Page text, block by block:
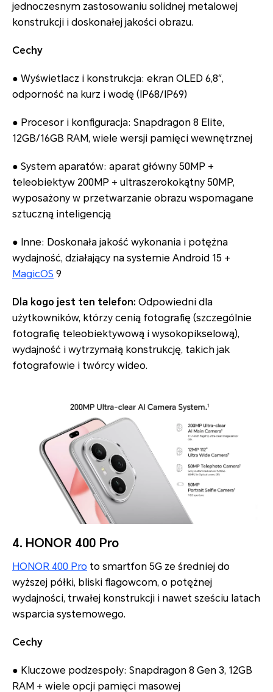
jednoczesnym zastosowaniu solidnej metalowej
konstrukcji i doskonałej jakości obrazu.
Cechy
● Wyświetlacz i konstrukcja: ekran OLED 6,8″,
odporność na kurz i wodę (IP68/IP69)
● Procesor i konfiguracja: Snapdragon 8 Elite,
12GB/16GB RAM, wiele wersji pamięci wewnętrznej
● System aparatów: aparat główny 50MP +
teleobiektyw 200MP + ultraszerokokątny 50MP,
wyposażony w przetwarzanie obrazu wspomagane
sztuczną inteligencją
● Inne: Doskonała jakość wykonania i potężna
wydajność, działający na systemie Android 15 +
MagicOS 9
Dla kogo jest ten telefon: Odpowiedni dla
użytkowników, którzy cenią fotografię (szczególnie
fotografię teleobiektywową i wysokopikselową),
wydajność i wytrzymałą konstrukcję, takich jak
fotografowie i twórcy wideo.
4. HONOR 400 Pro
HONOR 400 Pro to smartfon 5G ze średniej do
wyższej półki, bliski flagowcom, o potężnej
wydajności, trwałej konstrukcji i nawet sześciu latach
wsparcia systemowego.
Cechy
● Kluczowe podzespoły: Snapdragon 8 Gen 3, 12GB
RAM + wiele opcji pamięci masowej